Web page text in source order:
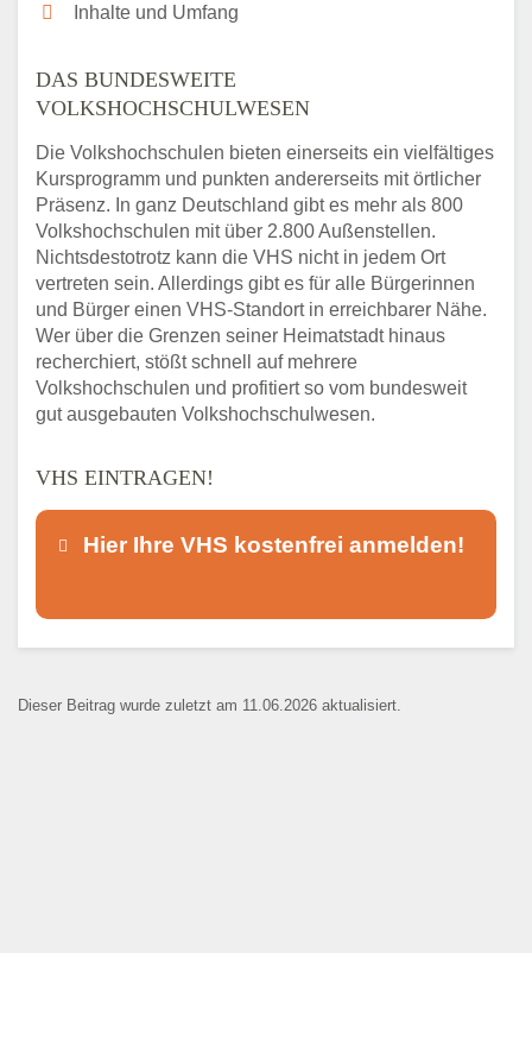
Inhalte und Umfang
DAS BUNDESWEITE
VOLKSHOCHSCHULWESEN
Die Volkshochschulen bieten einerseits ein vielfältiges
Kursprogramm und punkten andererseits mit örtlicher
Präsenz. In ganz Deutschland gibt es mehr als 800
Volkshochschulen mit über 2.800 Außenstellen.
Nichtsdestotrotz kann die VHS nicht in jedem Ort
vertreten sein. Allerdings gibt es für alle Bürgerinnen
und Bürger einen VHS-Standort in erreichbarer Nähe.
Wer über die Grenzen seiner Heimatstadt hinaus
recherchiert, stößt schnell auf mehrere
Volkshochschulen und profitiert so vom bundesweit
gut ausgebauten Volkshochschulwesen.
VHS EINTRAGEN!
Hier Ihre VHS kostenfrei anmelden!
Kontaktaufnahme und ist nicht
Dieser Beitrag wurde zuletzt am 11.06.2026 aktualisiert.